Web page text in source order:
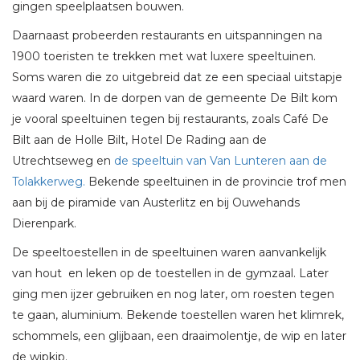
gingen speelplaatsen bouwen.
Daarnaast probeerden restaurants en uitspanningen na
1900 toeristen te trekken met wat luxere speeltuinen.
Soms waren die zo uitgebreid dat ze een speciaal uitstapje
waard waren. In de dorpen van de gemeente De Bilt kom
je vooral speeltuinen tegen bij restaurants, zoals Café De
Bilt aan de Holle Bilt, Hotel De Rading aan de
Utrechtseweg en de speeltuin van Van Lunteren aan de
Tolakkerweg. Bekende speeltuinen in de provincie trof men
aan bij de piramide van Austerlitz en bij Ouwehands
Dierenpark.
De speeltoestellen in de speeltuinen waren aanvankelijk
van hout en leken op de toestellen in de gymzaal. Later
ging men ijzer gebruiken en nog later, om roesten tegen
te gaan, aluminium. Bekende toestellen waren het klimrek,
schommels, een glijbaan, een draaimolentje, de wip en later
de wipkip.